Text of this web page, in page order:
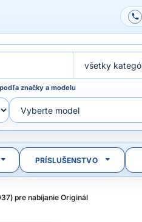
značky a modelu
PRÍSLUŠENSTVO
pre nabíjanie Originál